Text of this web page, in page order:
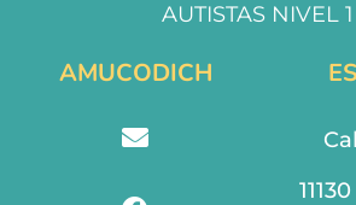
AUTISTAS NIVEL 1
AMUCODICH